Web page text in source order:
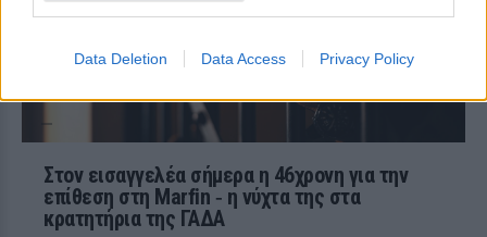
Data Deletion Data Access Privacy Policy
Στον εισαγγελέα σήμερα η 46χρονη για την
επίθεση στη Marfin ‑ η νύχτα της στα
κρατητήρια της ΓΑΔΑ